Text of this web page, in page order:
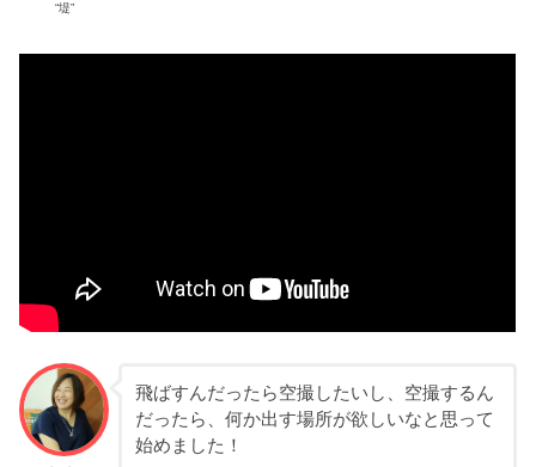
“堤”
飛ばすんだったら空撮したいし、空撮するん
だったら、何か出す場所が欲しいなと思って
始めました！